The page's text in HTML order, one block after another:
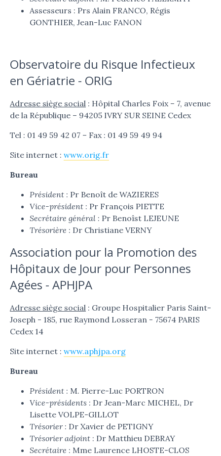
Assesseurs : Prs Alain FRANCO, Régis
GONTHIER, Jean-Luc FANON
Observatoire du Risque Infectieux
en Gériatrie - ORIG
Adresse siège social : Hôpital Charles Foix – 7, avenue
de la République – 94205 IVRY SUR SEINE Cedex
Tel : 01 49 59 42 07 – Fax : 01 49 59 49 94
Site internet : www.orig.fr
Bureau
Président : Pr Benoît de WAZIERES
Vice-président : Pr François PIETTE
Secrétaire général : Pr Benoîst LEJEUNE
Trésorière : Dr Christiane VERNY
Association pour la Promotion des
Hôpitaux de Jour pour Personnes
Agées - APHJPA
Adresse siège social : Groupe Hospitalier Paris Saint-
Joseph - 185, rue Raymond Losseran - 75674 PARIS
Cedex 14
Site internet : www.aphjpa.org
Bureau
Président : M. Pierre-Luc PORTRON
Vice-présidents : Dr Jean-Marc MICHEL, Dr
Lisette VOLPE-GILLOT
Trésorier: Dr Xavier de PETIGNY
Trésorier adjoint : Dr Matthieu DEBRAY
Secrétaire : Mme Laurence LHOSTE-CLOS